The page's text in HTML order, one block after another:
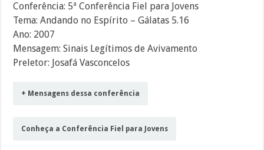
Conferência: 5ª Conferência Fiel para Jovens
Tema: Andando no Espírito – Gálatas 5.16
Ano: 2007
Mensagem: Sinais Legítimos de Avivamento
Preletor: Josafá Vasconcelos
+ Mensagens dessa conferência
Conheça a Conferência Fiel para Jovens